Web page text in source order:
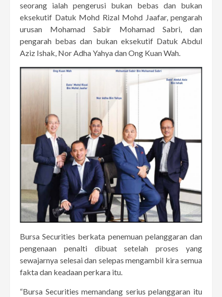
seorang ialah pengerusi bukan bebas dan bukan
eksekutif Datuk Mohd Rizal Mohd Jaafar, pengarah
urusan Mohamad Sabir Mohamad Sabri, dan
pengarah bebas dan bukan eksekutif Datuk Abdul
Aziz Ishak, Nor Adha Yahya dan Ong Kuan Wah.
Bursa Securities berkata penemuan pelanggaran dan
pengenaan penalti dibuat setelah proses yang
sewajarnya selesai dan selepas mengambil kira semua
fakta dan keadaan perkara itu.
“Bursa Securities memandang serius pelanggaran itu